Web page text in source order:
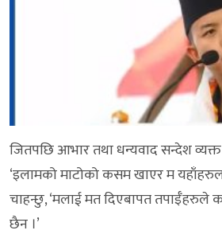
जितपछि आभार तथा धन्यवाद सन्देश
‘इलामको माटोको कसम खाएर म
चाहन्छु, ‘मलाई मत दिएबापत तपाईँहरुले
छैन ।’